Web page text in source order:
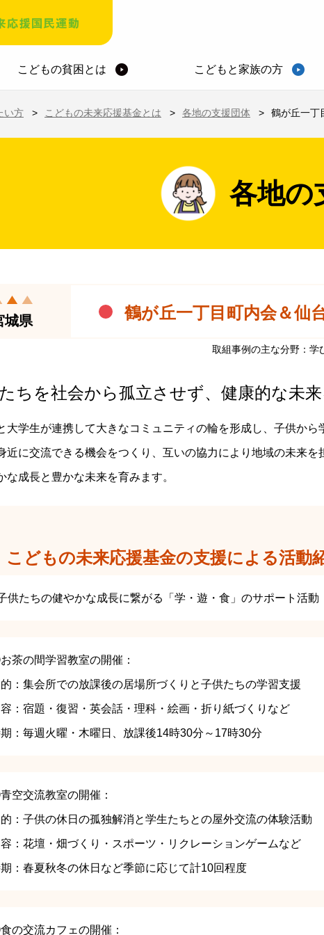
こどもの貧困とは こどもと家族の方
い方 こどもの未来応援基金とは 各地の支援団体 鶴が丘一
各地の
城県 鶴が丘一丁目町内会＆
取組事例の主な分野：学
ちを社会から孤立させず、健康的な未
大学生が連携して大きなコミュニティの輪を形成し、子供か
近に交流できる機会をつくり、互いの協力により地域の未来
な成長と豊かな未来を育みます。
こどもの未来応援基金の支援による活動
供たちの健やかな成長に繋がる「学・遊・食」のサポート活動
茶の間学習教室の開催：
的：集会所での放課後の居場所づくりと子供たちの学習支援
：宿題・復習・英会話・理科・絵画・折り紙づくりなど
：毎週火曜・木曜日、放課後14時30分～17時30分
空交流教室の開催：
的：子供の休日の孤独解消と学生たちとの屋外交流の体験活動
：花壇・畑づくり・スポーツ・リクレーションゲームなど
：春夏秋冬の休日など季節に応じて計10回程度
の交流カフェの開催：